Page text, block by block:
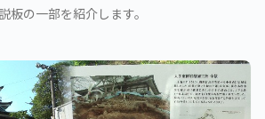
板の一部を紹介します。